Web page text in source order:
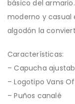
básico del
moderno y
algodón la
Características:
– Capucha
– Logotipo Vans
– Puños canalé